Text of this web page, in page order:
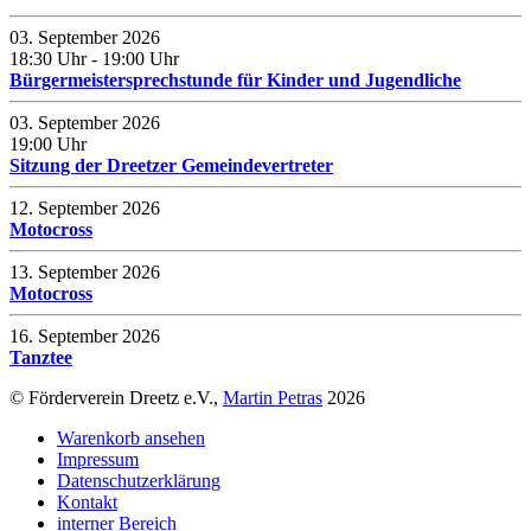
03. September 2026
18:30 Uhr - 19:00 Uhr
Bürgermeistersprechstunde für Kinder und Jugendliche
03. September 2026
19:00 Uhr
Sitzung der Dreetzer Gemeindevertreter
12. September 2026
Motocross
13. September 2026
Motocross
16. September 2026
Tanztee
© Förderverein Dreetz e.V., Martin Petras 2026
Warenkorb ansehen
Impressum
Datenschutzerklärung
Kontakt
interner Bereich